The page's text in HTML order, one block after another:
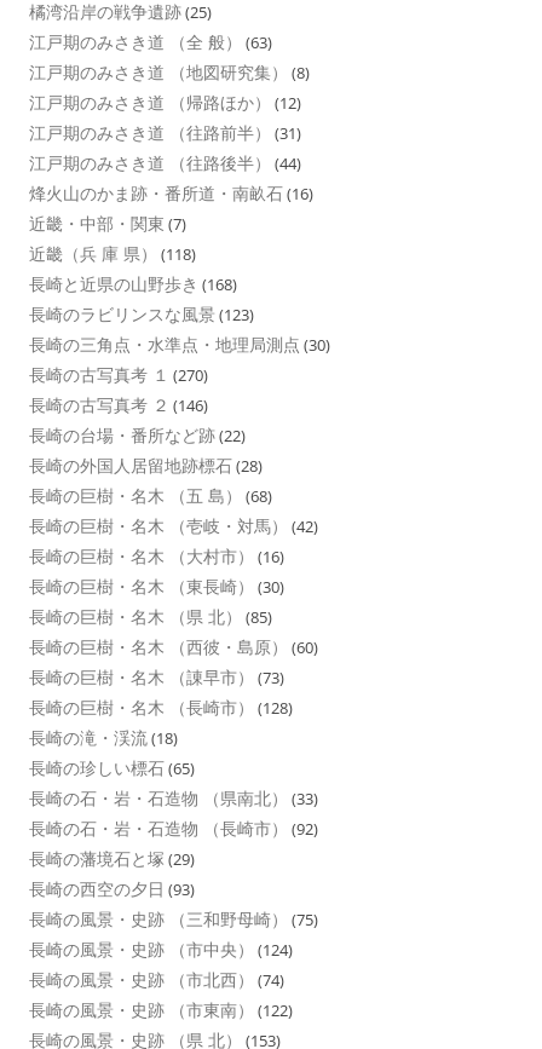
橘湾沿岸の戦争遺跡(25)
江戸期のみさき道 （全 般） (63)
江戸期のみさき道 （地図研究集） (8)
江戸期のみさき道 （帰路ほか） (12)
江戸期のみさき道 （往路前半） (31)
江戸期のみさき道 （往路後半） (44)
烽火山のかま跡・番所道・南畝石(16)
近畿・中部・関東 (7)
近畿（兵 庫 県） (118)
長崎と近県の山野歩き (168)
長崎のラビリンスな風景 (123)
長崎の三角点・水準点・地理局測点 (30)
長崎の古写真考 １ (270)
長崎の古写真考 ２ (146)
長崎の台場・番所など跡(22)
長崎の外国人居留地跡標石(28)
長崎の巨樹・名木 （五 島） (68)
長崎の巨樹・名木 （壱岐・対馬） (42)
長崎の巨樹・名木 （大村市） (16)
長崎の巨樹・名木 （東長崎） (30)
長崎の巨樹・名木 （県 北） (85)
長崎の巨樹・名木 （西彼・島原） (60)
長崎の巨樹・名木 （諌早市） (73)
長崎の巨樹・名木 （長崎市） (128)
長崎の滝・渓流(18)
長崎の珍しい標石(65)
長崎の石・岩・石造物 （県南北） (33)
長崎の石・岩・石造物 （長崎市） (92)
長崎の藩境石と塚 (29)
長崎の西空の夕日 (93)
長崎の風景・史跡 （三和野母崎） (75)
長崎の風景・史跡 （市中央） (124)
長崎の風景・史跡 （市北西） (74)
長崎の風景・史跡 （市東南） (122)
長崎の風景・史跡 （県 北） (153)